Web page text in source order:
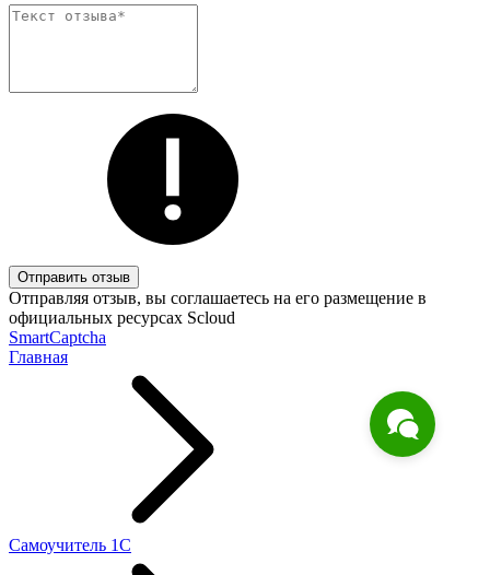
Отправить отзыв
Отправляя отзыв, вы соглашаетесь на его размещение в
официальных ресурсах Scloud
SmartCaptcha
Главная
Самоучитель 1С